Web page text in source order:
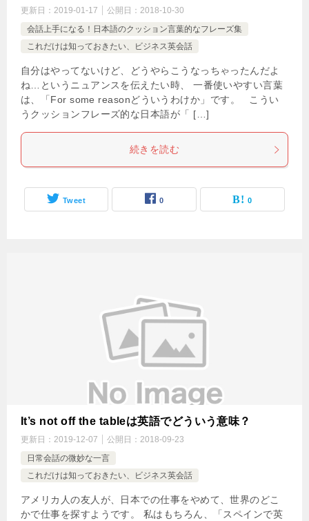
更新日： 2019-01-17 公開日： 2018-10-30
会話上手になる！日本語のクッション言葉的なフレーズ集
これだけは知っておきたい、ビジネス英会話
自分はやってないけど、どうやらこうなっちゃったんだよ
ね…というニュアンスを伝えたい時、 一番使いやすい言葉
は、「For some reasonどういうわけか」です。 こうい
うクッションフレーズ的な日本語が「 […]
続きを読む
Tweet 0 0
It’s not off the tableは英語でどういう意味？
更新日： 2019-12-07 公開日： 2018-09-23
日常会話の微妙な一言
これだけは知っておきたい、ビジネス英会話
アメリカ人の友人が、日本での仕事をやめて、世界のどこ
かで仕事を探すようです。 私はもちろん、「スペインで英